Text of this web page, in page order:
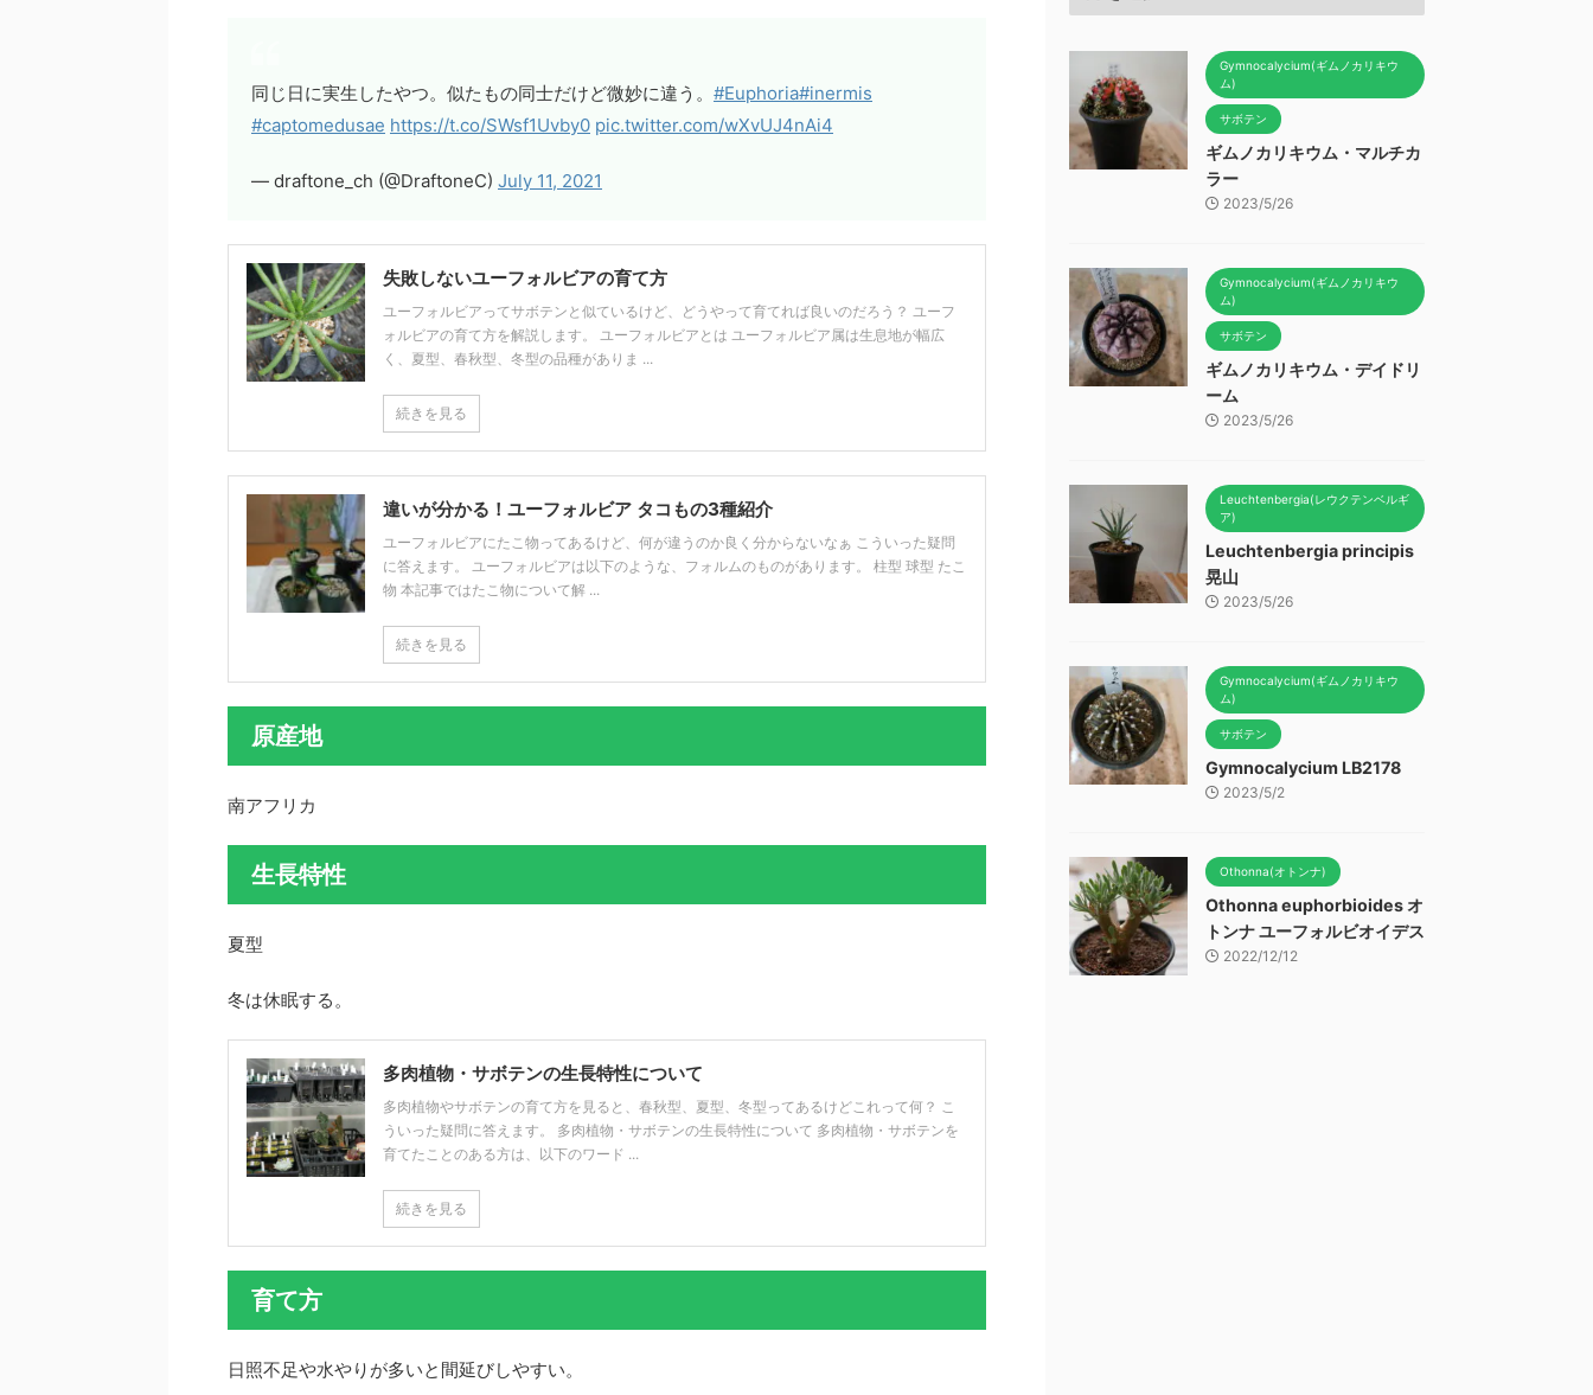
同じ日に実生したやつ。似たもの同士だけど微妙に違う。 #Euphoria#inermis
#captomedusae https://t.co/SWsf1Uvby0 pic.twitter.com/wXvUJ4nAi4
— draftone_ch (@DraftoneC) July 11, 2021
失敗しないユーフォルビアの育て方
ユーフォルビアってサボテンと似ているけど、どうやって育てれば良いのだろう？ ユーフ
ォルビアの育て方を解説します。 ユーフォルビアとは ユーフォルビア属は生息地が幅広
く、夏型、春秋型、冬型の品種がありま ...
続きを見る
違いが分かる！ユーフォルビア タコもの3種紹介
ユーフォルビアにたこ物ってあるけど、何が違うのか良く分からないなぁ こういった疑問
に答えます。 ユーフォルビアは以下のような、フォルムのものがあります。 柱型 球型 たこ
物 本記事ではたこ物について解 ...
続きを見る
原産地
南アフリカ
生長特性
夏型
冬は休眠する。
多肉植物・サボテンの生長特性について
多肉植物やサボテンの育て方を見ると、春秋型、夏型、冬型ってあるけどこれって何？ こ
ういった疑問に答えます。 多肉植物・サボテンの生長特性について 多肉植物・サボテンを
育てたことのある方は、以下のワード ...
続きを見る
育て方
日照不足や水やりが多いと間延びしやすい。
Gymnocalycium(ギムノカリキウ
ム)
サボテン
ギムノカリキウム・マルチカ
ラー
2023/5/26
Gymnocalycium(ギムノカリキウ
ム)
サボテン
ギムノカリキウム・デイドリ
ーム
2023/5/26
Leuchtenbergia(レウクテンベルギ
ア)
Leuchtenbergia principis
晃山
2023/5/26
Gymnocalycium(ギムノカリキウ
ム)
サボテン
Gymnocalycium LB2178
2023/5/2
Othonna(オトンナ)
Othonna euphorbioides オ
トンナ ユーフォルビオイデス
2022/12/12